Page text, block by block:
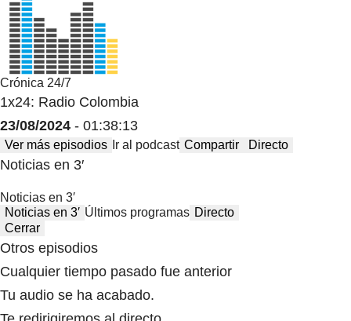
Crónica 24/7
1x24: Radio Colombia
23/08/2024 - 01:38:13
Ver más episodios Ir al podcast Compartir Directo
Noticias en 3′
Noticias en 3′
Noticias en 3′ Últimos programas Directo
Cerrar
Otros episodios
Cualquier tiempo pasado fue anterior
Tu audio se ha acabado.